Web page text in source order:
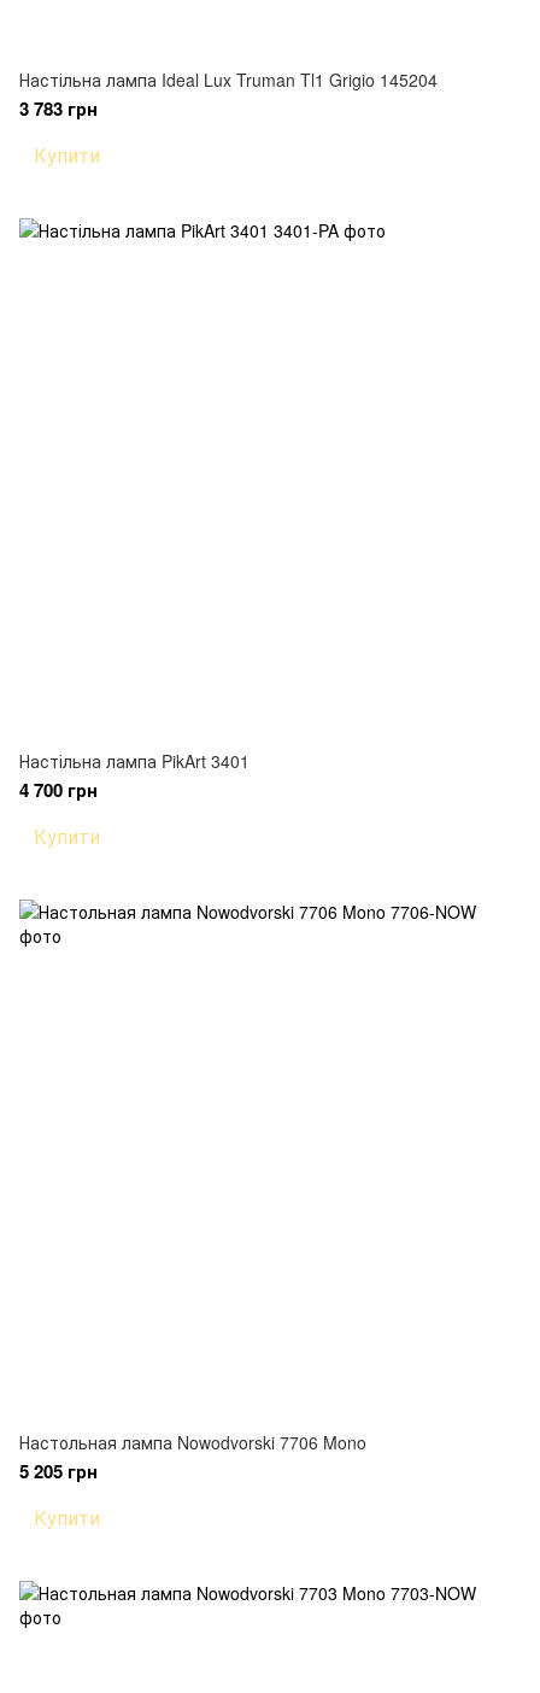
Настільна лампа Ideal Lux Truman Tl1 Grigio 145204
3 783 грн
Купити
Настільна лампа PikArt 3401
4 700 грн
Купити
Настольная лампа Nowodvorski 7706 Mono
5 205 грн
Купити